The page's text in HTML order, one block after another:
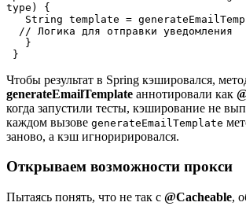
type) {
String template =
  // Логика для отправки уведомления
   }
}
Чтобы результат в Spring кэшировался,
generateEmailTemplate аннотировали как
когда запустили тесты, кэширование не
каждом вызове generateEmailTemplate
заново, а кэш игноририровался.
Открываем возможности прокси
Пытаясь понять, что не так с @Cacheable,